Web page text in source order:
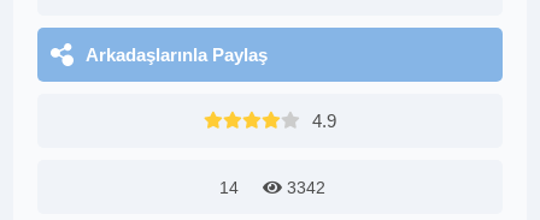
Arkadaşlarınla Paylaş
4.9
14 3342